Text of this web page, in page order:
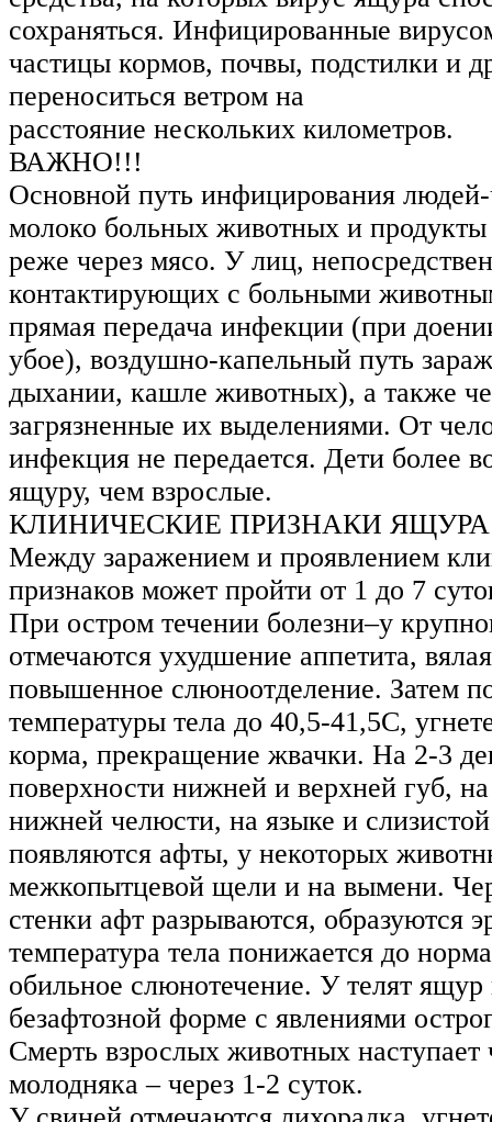
сохраняться. Инфицированные
частицы кормов, почвы, подстилки и
переноситься ветром на
расстояние нескольких километров.
ВАЖНО!!!
Основной путь инфицирования людей-
молоко больных животных и продукты
реже через мясо. У лиц,
контактирующих с больными
прямая передача инфекции (при
убое), воздушно-капельный путь
дыхании, кашле животных), а также
загрязненные их выделениями. От
инфекция не передается. Дети более
ящуру, чем взрослые.
КЛИНИЧЕСКИЕ ПРИЗНАКИ ЯЩУРА
Между заражением и проявлением
признаков может пройти от 1 до 7
При остром течении болезни–у
отмечаются ухудшение аппетита,
повышенное слюноотделение. Затем
температуры тела до 40,5-41,5С,
корма, прекращение жвачки. На 2-3
поверхности нижней и верхней губ, на
нижней челюсти, на языке и
появляются афты, у некоторых
межкопытцевой щели и на вымени.
стенки афт разрываются, образуются
температура тела понижается до
обильное слюнотечение. У телят ящур
безафтозной форме с явлениями
Смерть взрослых животных наступает
молодняка – через 1-2 суток.